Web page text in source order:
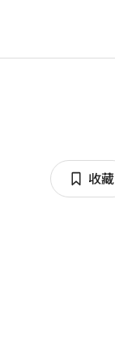
收藏